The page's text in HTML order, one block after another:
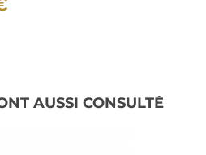
AUSSI CONSULTÉ